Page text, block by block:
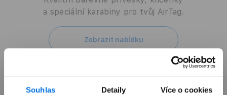
Souhlas Detaily Více o cookies
a speciální karabiny pro tvůj AirTag.
Zobrazit nabídku